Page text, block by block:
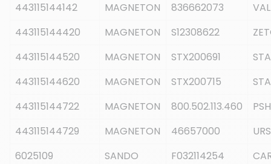
443115144142
MAGNETON 836662073
443115144420
MAGNETON S12308622
443115144520
MAGNETON STX200691
443115144620
MAGNETON STX200715
443115144722
MAGNETON 800.502.113.460
PSH
443115144729
MAGNETON 46657000
6025109
SANDO F032114254